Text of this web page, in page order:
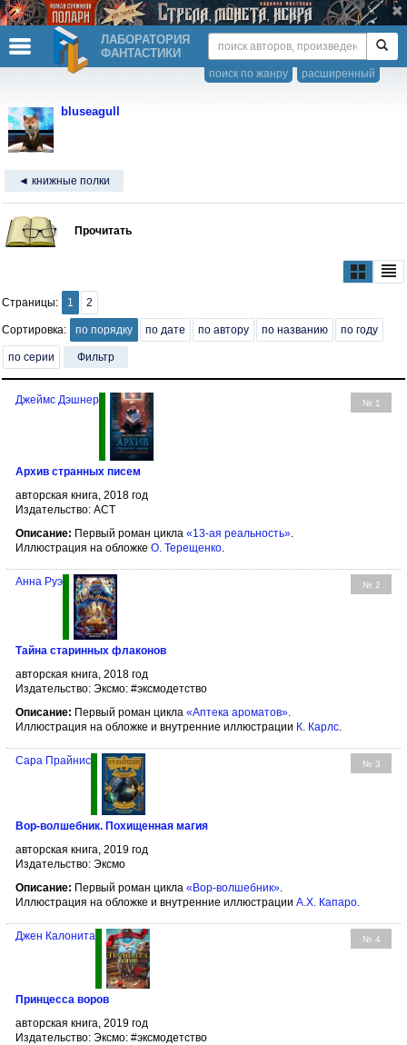
ЛАБОРАТОРИЯ
ФАНТАСТИКИ
расширенный
поиск по жанру
bluseagull
◄ книжные полки
Прочитать
Страницы: 1 2
Сортировка: по порядку по дате по автору по названию по году
по серии Фильтр
№ 1
Джеймс Дэшнер
Архив странных писем
авторская книга, 2018 год
Издательство: АСТ
Описание: Первый роман цикла «13-ая реальность».
Иллюстрация на обложке О. Терещенко.
№ 2
Анна Руэ
Тайна старинных флаконов
авторская книга, 2018 год
Издательство: Эксмо: #эксмодетство
Описание: Первый роман цикла «Аптека ароматов».
Иллюстрация на обложке и внутренние иллюстрации К. Карлс.
№ 3
Сара Прайнис
Вор-волшебник. Похищенная магия
авторская книга, 2019 год
Издательство: Эксмо
Описание: Первый роман цикла «Вор-волшебник».
Иллюстрация на обложке и внутренние иллюстрации А.Х. Капаро.
№ 4
Джен Калонита
Принцесса воров
авторская книга, 2019 год
Издательство: Эксмо: #эксмодетство